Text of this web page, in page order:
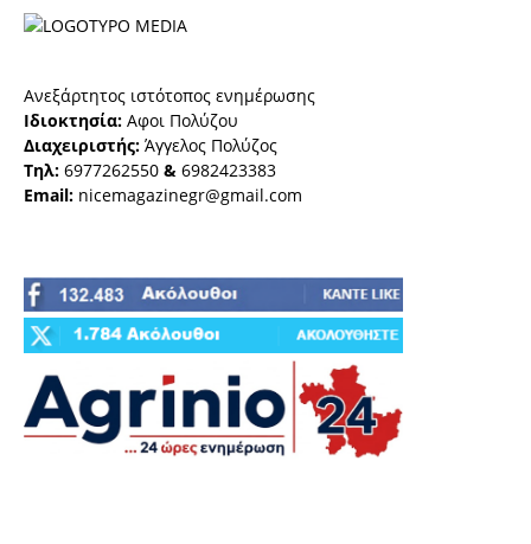
Ανεξάρτητος ιστότοπος ενημέρωσης
Ιδιοκτησία: Αφοι Πολύζου
Διαχειριστής: Άγγελος Πολύζος
Τηλ: 6977262550 & 6982423383
Email: nicemagazinegr@gmail.com